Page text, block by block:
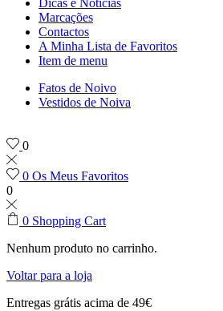
Dicas e Notícias
Marcações
Contactos
A Minha Lista de Favoritos
Item de menu
Fatos de Noivo
Vestidos de Noiva
0
0 Os Meus Favoritos
0
0 Shopping Cart
Nenhum produto no carrinho.
Voltar para a loja
Entregas grátis acima de 49€